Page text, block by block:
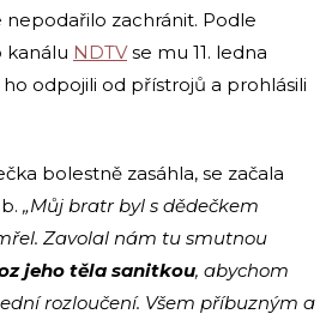
nepodařilo zachránit. Podle
kanálu NDTVse mu 11. ledna
ho odpojili od přístrojů a prohlásili
bolestně zasáhla, se začala
„Můj bratr byl s dědečkem
Zavolal nám tu smutnou
jeho těla sanitkou, abychom
rozloučení. Všem příbuzným a